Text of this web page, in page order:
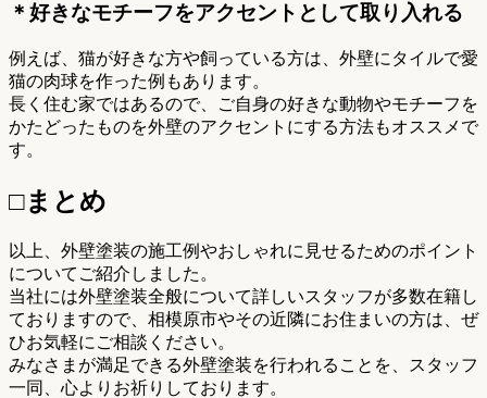
＊好きなモチーフをアクセントとして取り入れる
例えば、猫が好きな方や飼っている方は、外壁にタイルで愛
猫の肉球を作った例もあります。
長く住む家ではあるので、ご自身の好きな動物やモチーフを
かたどったものを外壁のアクセントにする方法もオススメで
す。
□まとめ
以上、外壁塗装の施工例やおしゃれに見せるためのポイント
についてご紹介しました。
当社には外壁塗装全般について詳しいスタッフが多数在籍し
ておりますので、相模原市やその近隣にお住まいの方は、ぜ
ひお気軽にご相談ください。
みなさまが満足できる外壁塗装を行われることを、スタッフ
一同、心よりお祈りしております。